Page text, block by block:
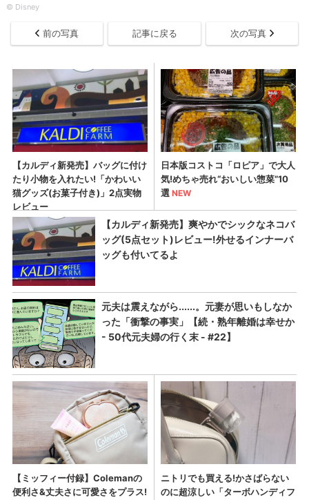
©︎ Disney
前の写真 記事に戻る 次の写真